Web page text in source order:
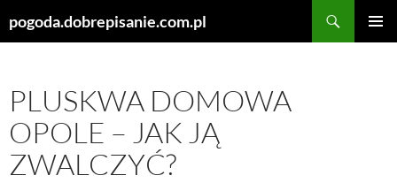
pogoda.dobrepisanie.com.pl
PLUSKWA DOMOWA
OPOLE – JAK JĄ
ZWALCZYĆ?